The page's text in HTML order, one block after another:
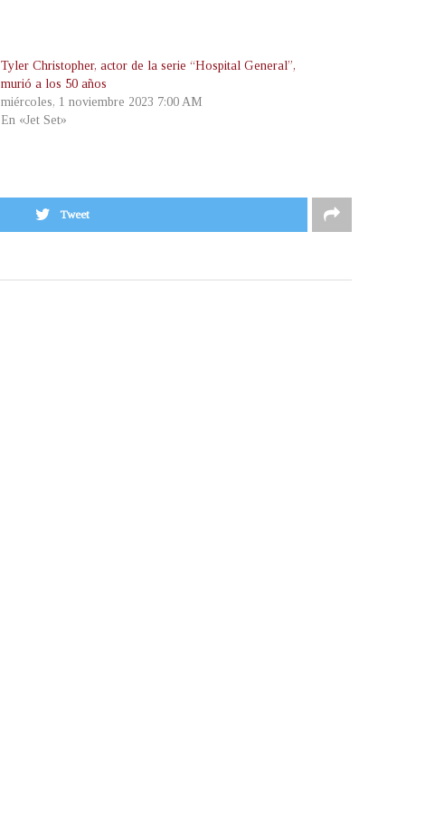
Tyler Christopher, actor de la serie “Hospital General”,
murió a los 50 años
miércoles, 1 noviembre 2023 7:00 AM
En «Jet Set»
Tweet